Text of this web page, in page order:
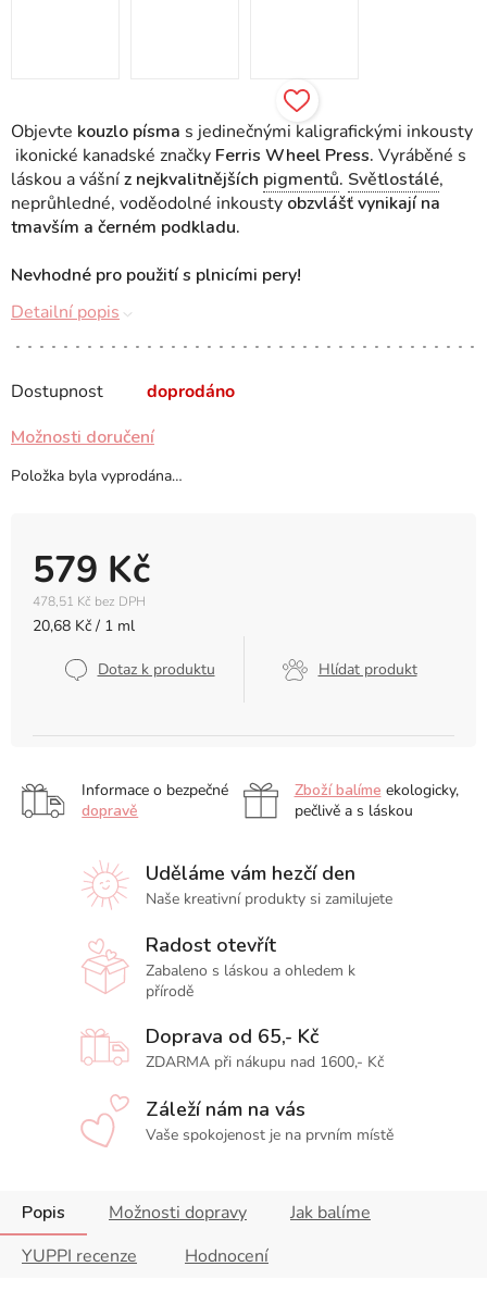
Dostupnost doprodáno
579 Kč
478,51 Kč bez DPH
Měrná
20,68 Kč / 1 ml
Dotaz k produktu Hlídat produkt
Možnosti doručení
Položka byla vyprodána…
Objevte kouzlo písma s jedinečnými kaligrafickými inkousty
ikonické kanadské značky Ferris Wheel Press. Vyráběné s
láskou a vášníz nejkvalitnějších pigmentů. Světlostálé,
neprůhledné, voděodolné inkousty obzvlášť vynikají na
tmavším a černém podkladu.
Nevhodné pro použití s plnicími pery!
Detailní popis
Informace o bezpečné
dopravě
Zboží balíme ekologicky,
pečlivě a s láskou
Uděláme vám hezčí den
Naše kreativní produkty si zamilujete
Radost otevřít
Zabaleno s láskou a ohledem k
přírodě
Doprava od 65,- Kč
ZDARMA při nákupu nad 1600,- Kč
Záleží nám na vás
Vaše spokojenost je na prvním místě
Popis Možnosti dopravy
Jak balíme
YUPPI recenze
Hodnocení